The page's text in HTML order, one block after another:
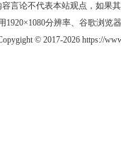
言论不代表本站观点，如果
1920×1080分辨率、谷歌浏览
© 2017-2026 https://